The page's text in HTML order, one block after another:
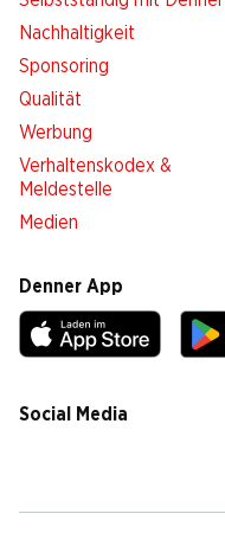
Nachhaltigkeit
Sponsoring
Qualität
Werbung
Verhaltenskodex &
Meldestelle
Medien
Denner App
Social Media